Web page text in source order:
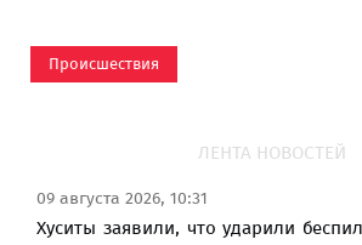
Происшествия
ЛЕНТА НОВОСТЕЙ
09 августа 2026, 10:31
Хуситы заявили, что ударили